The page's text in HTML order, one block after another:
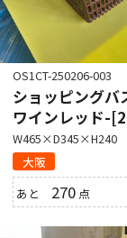
OS1CT-250206-003
ショッピングバ
ワインレッド-
W465×D345×H240
大阪
あと 270 点